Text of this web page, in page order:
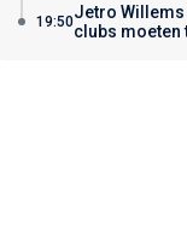
19:50Jetro
clubs moeten